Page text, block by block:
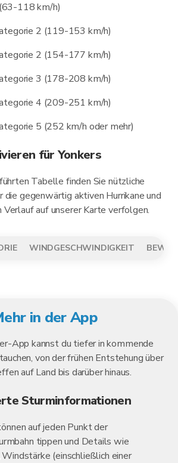
118 km/h)
2 (119-153 km/h)
2 (154-177 km/h)
3 (178-208 km/h)
4 (209-251 km/h)
5 (252 km/h oder mehr)
für Yonkers
Tabelle finden Sie nützliche
die gegenwärtig aktiven Hurrikane und
Verlauf auf unserer Karte verfolgen.
WINDGESCHWINDIGKEIT
in der App
App kannst du tiefer in kommende
von der frühen Entstehung über
auf Land bis darüber hinaus.
Sturminformationen
auf jeden Punkt der
tippen und Details wie
(einschließlich einer